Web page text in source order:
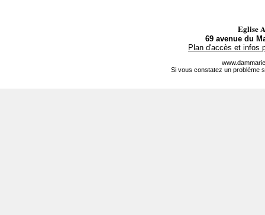
Eglise
69 avenue du
Plan d'accès et infos
Si vous constatez un problème